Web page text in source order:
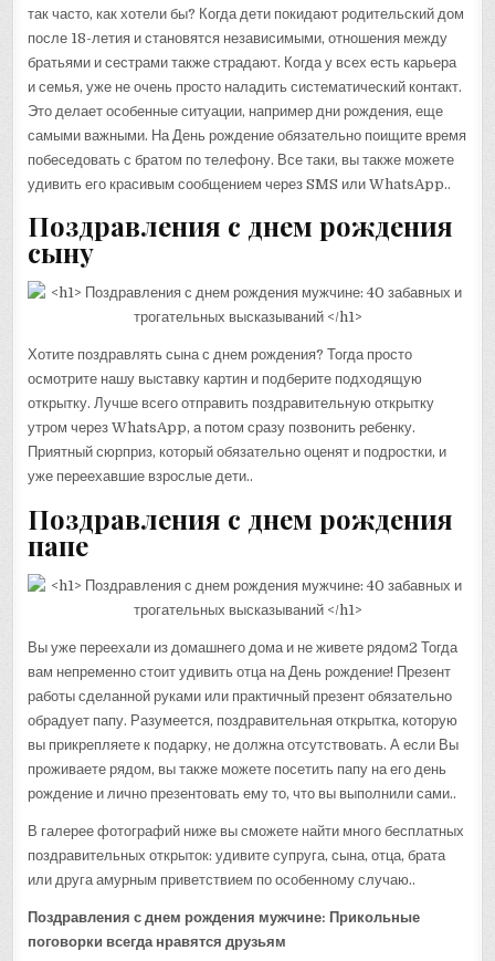
так часто, как хотели бы? Когда дети покидают родительский дом
после 18-летия и становятся независимыми, отношения между
братьями и сестрами также страдают. Когда у всех есть карьера
и семья, уже не очень просто наладить систематический контакт.
Это делает особенные ситуации, например дни рождения, еще
самыми важными. На День рождение обязательно поищите время
побеседовать с братом по телефону. Все таки, вы также можете
удивить его красивым сообщением через SMS или WhatsApp..
Поздравления с днем рождения
сыну
Хотите поздравлять сына с днем рождения? Тогда просто
осмотрите нашу выставку картин и подберите подходящую
открытку. Лучше всего отправить поздравительную открытку
утром через WhatsApp, а потом сразу позвонить ребенку.
Приятный сюрприз, который обязательно оценят и подростки, и
уже переехавшие взрослые дети..
Поздравления с днем рождения
папе
Вы уже переехали из домашнего дома и не живете рядом2 Тогда
вам непременно стоит удивить отца на День рождение! Презент
работы сделанной руками или практичный презент обязательно
обрадует папу. Разумеется, поздравительная открытка, которую
вы прикрепляете к подарку, не должна отсутствовать. А если Вы
проживаете рядом, вы также можете посетить папу на его день
рождение и лично презентовать ему то, что вы выполнили сами..
В галерее фотографий ниже вы сможете найти много бесплатных
поздравительных открыток: удивите супруга, сына, отца, брата
или друга амурным приветствием по особенному случаю..
Поздравления с днем рождения мужчине: Прикольные
поговорки всегда нравятся друзьям